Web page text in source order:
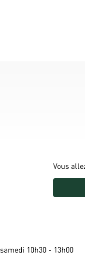
Vous
samedi 10h30 - 13h00